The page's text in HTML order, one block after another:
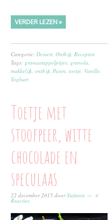
VERDER LEZEN »
Categorie: Dessert ,Ontbijt Recepten
Tags: granaatappelpitjes granola
makkelijk ,ontbijt Pasen ,toetje Vanille
Yoghurt
Toetje met
stoofpeer, witte
chocolade en
speculaas
22 december 2015 doorStefanie 4
Reacties